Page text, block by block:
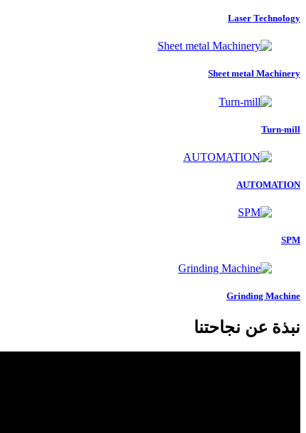
Laser Technology
Sheet metal Machinery
Turn-mill
AUTOMATION
SPM
Grinding Machine
نبذة عن نجاحتنا